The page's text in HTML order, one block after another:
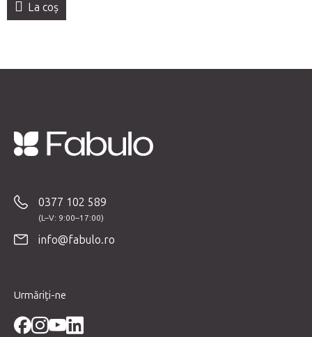
La coş
0377 102 589
info@fabulo.ro
Urmăriți-ne